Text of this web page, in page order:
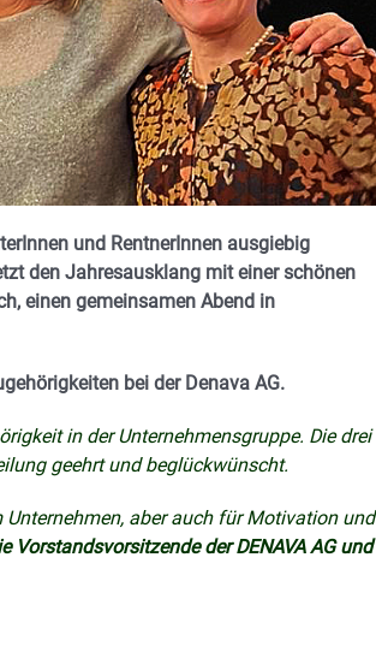
und RentnerInnen ausgiebig
den Jahresausklang mit einer schönen
einen gemeinsamen Abend in
bei der Denava AG.
in der Unternehmensgruppe. Die drei
geehrt und beglückwünscht.
aber auch für Motivation und
Vorstandsvorsitzende der DENAVA AG und